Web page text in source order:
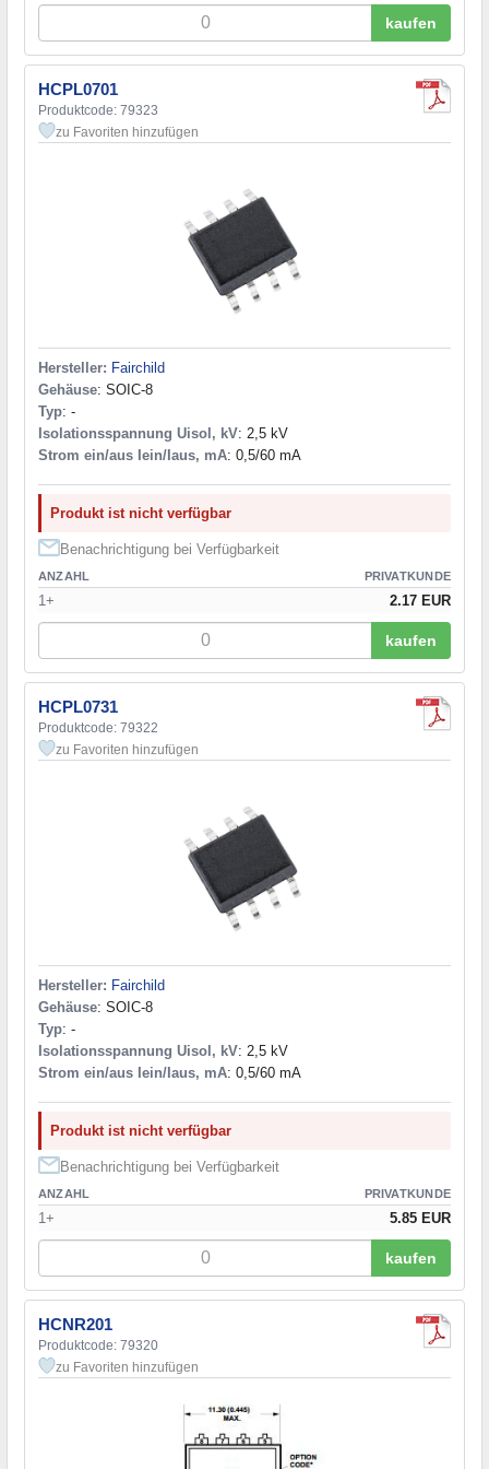
kaufen
HCPL0701
Produktcode: 79323
zu Favoriten hinzufügen
Hersteller: Fairchild
Gehäuse: SOIC-8
Typ: -
Isolationsspannung Uisol, kV: 2,5 kV
Strom ein/aus Iein/Iaus, mA: 0,5/60 mA
Produkt ist nicht verfügbar
Benachrichtigung bei Verfügbarkeit
ANZAHL PRIVATKUNDE
1+ 2.17 EUR
kaufen
HCPL0731
Produktcode: 79322
zu Favoriten hinzufügen
Hersteller: Fairchild
Gehäuse: SOIC-8
Typ: -
Isolationsspannung Uisol, kV: 2,5 kV
Strom ein/aus Iein/Iaus, mA: 0,5/60 mA
Produkt ist nicht verfügbar
Benachrichtigung bei Verfügbarkeit
ANZAHL PRIVATKUNDE
1+ 5.85 EUR
kaufen
HCNR201
Produktcode: 79320
zu Favoriten hinzufügen